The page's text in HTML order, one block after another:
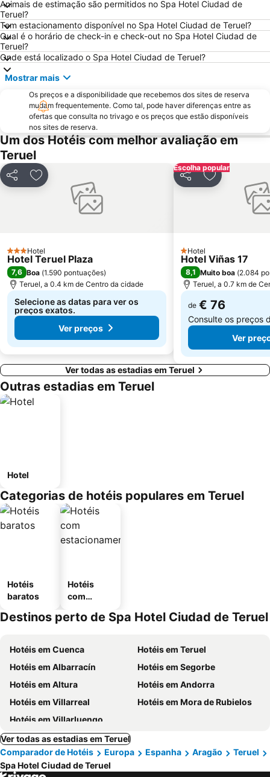
Animais de estimação são permitidos no Spa Hotel Ciudad de
Teruel?
Tem estacionamento disponível no Spa Hotel Ciudad de Teruel?
Qual é o horário de check-in e check-out no Spa Hotel Ciudad de
Teruel?
Onde está localizado o Spa Hotel Ciudad de Teruel?
Mostrar mais
Os preços e a disponibilidade que recebemos dos sites de reserva
mudam frequentemente. Como tal, pode haver diferenças entre as
ofertas que consulta no trivago e os preços que estão disponíveis
nos sites de reserva.
Um dos Hotéis com melhor avaliação em
Teruel
PartilharAdicionar aos favoritos
3 Estrelas
Hotel
Hotel Teruel Plaza
7,6 Boa (1.590 pontuações)
Teruel, a 0.4 km de Centro da cidade
Selecione as datas para ver os
preços exatos.
Ver preços
Escolha popular
PartilharAdicionar
1 Estrelas
Hotel
Hotel Viñas 17
8,1 Muito boa (2.084
Teruel, a 0.7 km de
de € 76
Consulte os preços
Ver
Ver todas as estadias em Teruel
Outras estadias em Teruel
Hotel
Categorias de hotéis populares em Teruel
Hotéis
baratos
Hotéis
com
mento
Destinos perto de Spa Hotel Ciudad de Teruel
Hotéis em Cuenca
Hotéis em Teruel
Hotéis em Albarracín
Hotéis em Segorbe
Hotéis em Altura
Hotéis em Andorra
Hotéis em Villarreal
Hotéis em Mora de Rubielos
Hotéis em Villarluengo
Ver todas as estadias em Teruel
Comparador de Hotéis
Europa Espanha Aragão
Teruel
Spa Hotel Ciudad de Teruel